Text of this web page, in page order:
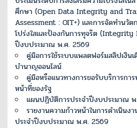
ศึกษา (Open Data Integrity and
Assessment : OIT+) และการจัดทำนวัต
โปร่งใสและป้องกันการทุจริต
ปีงบประมาณ พ.ศ. 2569
คู่มือการใช้ระบบแพลตฟอร์มสลิปเงินเ
บำนาญออนไลน์
คู่มือหรือแนวทางการขอรับบริการการ
หน้าที่ของรัฐ
แผนปฏิบัติการประจำปีงบประมาณ
รายงานความก้าวหน้าในการดำเนินง
ประจำปีงบประมาณ พ.ศ. 2569